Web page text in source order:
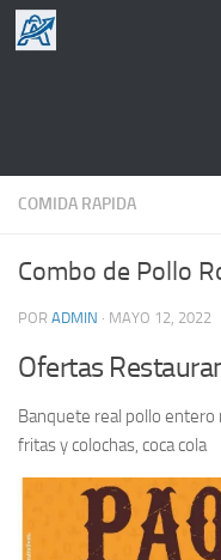
Saltar al contenido
COMIDA RAPIDA
Combo de Pollo
POR ADMIN · MAYO 12, 2022
Ofertas
Banquete real pollo entero
fritas y colochas, coca cola